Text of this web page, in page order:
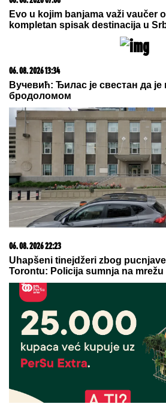
SKRIVENI BISER:
pešačenje koji nije pun turista
"Dvadeset dana
se" Filipu Caru
svima otkrio šta
Kristijana i
PET GODINA"
OPROŠTAJ
od reprezentacije